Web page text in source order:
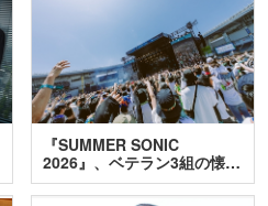
『SUMMER SONIC
2026』、ベテラン3組の懐…